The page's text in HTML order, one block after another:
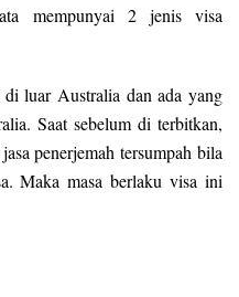
mempunyai 2 jenis visa
luar Australia dan ada yang
Saat sebelum di terbitkan,
penerjemah tersumpah bila
Maka masa berlaku visa ini